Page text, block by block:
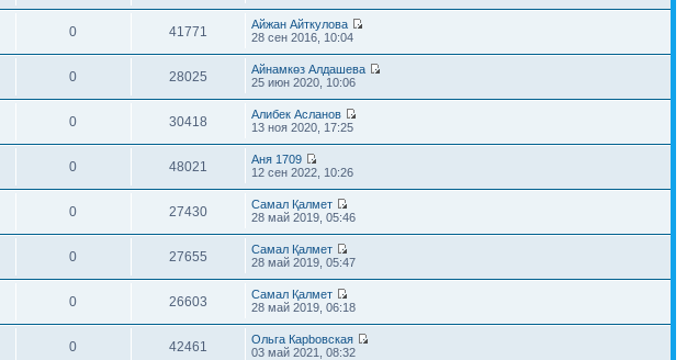
0 41771
Айжан Айткулова
28 сен 2016, 10:04
0 28025
Айнамкөз Алдашева
25 июн 2020, 10:06
0 30418
Алибек Асланов
13 ноя 2020, 17:25
0 48021
Аня 1709
12 сен 2022, 10:26
0 27430
Самал Қалмет
28 май 2019, 05:46
0 27655
Самал Қалмет
28 май 2019, 05:47
0 26603
Самал Қалмет
28 май 2019, 06:18
0 42461
Ольга Карbовская
03 май 2021, 08:32